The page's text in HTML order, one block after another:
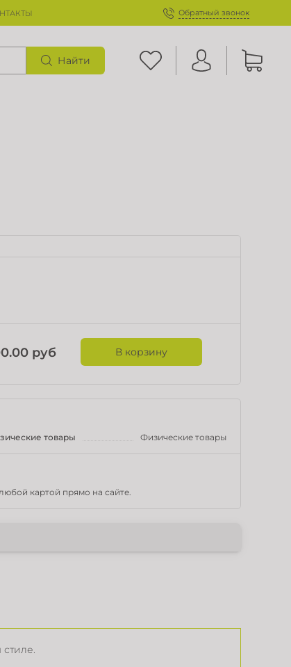
Обратный звонок
Найти
руб В корзину
товары Физические товары
картой прямо на сайте.